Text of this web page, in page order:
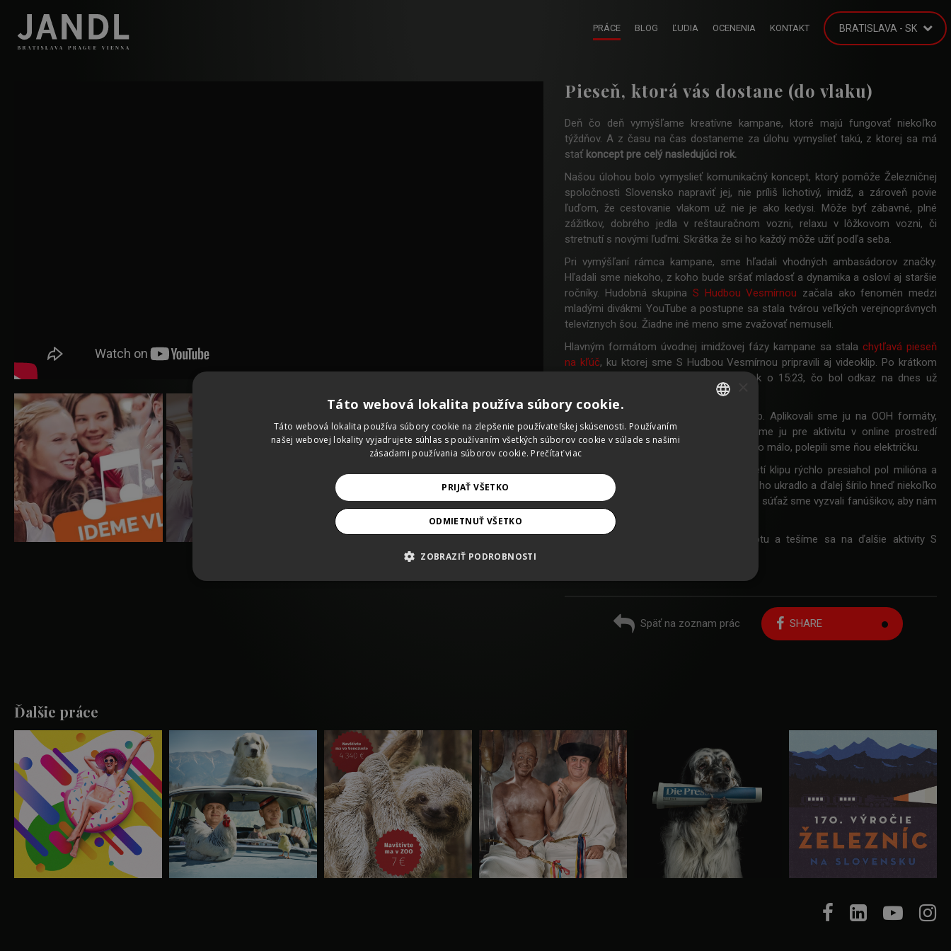
PRÁCE BLOG ĽUDIA OCENENIA KONTAKT BRATISLAVA - SK
Pieseň, ktorá vás dostane (do vlaku)
Deň čo deň vymýšľame kreatívne kampane, ktoré majú fungovať niekoľko
týždňov. A z času na čas dostaneme za úlohu vymyslieť takú, z ktorej sa má
stať koncept pre celý nasledujúci rok.
Našou úlohou bolo vymyslieť komunikačný koncept, ktorý pomôže Železničnej
spoločnosti Slovensko napraviť jej, nie príliš lichotivý, imidž, a zároveň povie
ľuďom, že cestovanie vlakom už nie je ako kedysi. Môže byť zábavné, plné
zážitkov, dobrého jedla v reštauračnom vozni, relaxu v lôžkovom vozni, či
stretnutí s novými ľuďmi. Skrátka že si ho každý môže užiť podľa seba.
Pri vymýšľaní rámca kampane, sme hľadali vhodných ambasádorov značky.
Hľadali sme niekoho, z koho bude sršať mladosť a dynamika a osloví aj staršie
ročníky. Hudobná skupinaS Hudbou Vesmírnou začala ako fenomén medzi
mladými divákmi YouTube a postupne sa stala tvárou veľkých verejnoprávnych
televíznych šou. Žiadne iné meno sme zvažovať nemuseli.
Hlavným formátom úvodnej imidžovej fázy kampane sa stalachytľavá pieseň
na kľúč, ku ktorej sme S Hudbou Vesmírnou pripravili aj videoklip. Po krátkom
teasingu sme ju odpremiérovali v piatok o 15:23, čo bol odkaz na dnes už
notoricky známy prvý verš piesne.
Samotná kampaň mala množstvo podôb. Aplikovali sme ju na OOH formáty,
printovú aj bannerovú reklamu, využili sme ju pre aktivitu v online prostredí
vrátane sociálnych sietí. A aby toho nebolo málo, polepili sme ňou električku.
Už prvé ohlasy boli úžasné. Počet pozretí klipu rýchlo presiahol pol milióna a
dostalo sa nám dokonca „pocty“, že nám ho ukradlo a ďalej šírilo hneď niekoľko
anonymných YouTube profilov. Cez online súťaž sme vyzvali fanúšikov, aby nám
pomohli natočiť aj
Už teraz vyvíjame pokračovanie konceptu a tešíme sa na ďalšie aktivity S
Späť na zoznam prác SHARE
Ďalšie práce
Táto webová lokalita používa súbory cookie.
Táto webová lokalita používa súbory cookie na zlepšenie používateľskej skúsenosti. Používaním
našej webovej lokality vyjadrujete súhlas s používaním všetkých súborov cookie v súlade s našimi
zásadami používania súborov cookie. Prečítať viac
PRIJAŤ VŠETKO
ODMIETNUŤ VŠETKO
ZOBRAZIŤ PODROBNOSTI